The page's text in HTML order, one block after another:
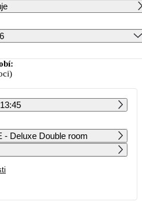
Říjen 2026
ČT PÁ SO NE
17 299
- Deluxe Double room